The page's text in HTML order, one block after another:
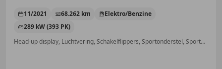
11/2021 68.262 km
Elektro/Benzine
289 kW (393 PK)
Head-up display, Luchtvering, Schakelflippers, Sportonderstel, Sportpakket, Garantie, Elektrische stoelverstelling, Stoelverwarming